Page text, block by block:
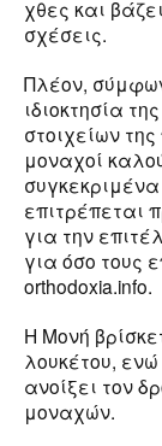
χθες και
σχέσεις.
Πλέον,
ιδιοκτησία
στοιχείων
μοναχοί
επιτρέπεται
για την
για όσο τους
orthodoxia.info.
Η Μονή
λουκέτου,
ανοίξει τον
μοναχών.